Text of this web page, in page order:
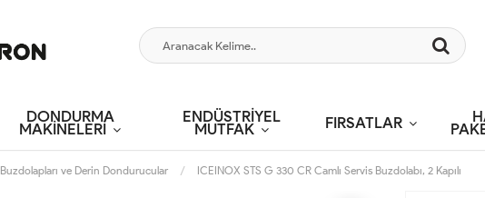
DONDURMA
MAKİNELERİ
ENDÜSTRİYEL
MUTFAK FIRSATLAR
Buzdolapları ve Derin Dondurucular ICEINOX STS G 330 CR Camlı Servis Buzdolabı, 2 Kapılı